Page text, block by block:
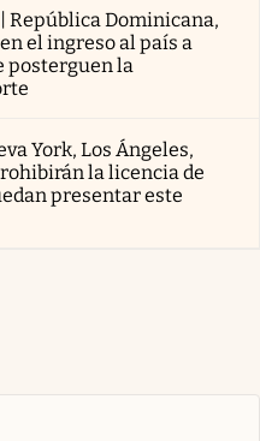
República Dominicana,
el ingreso al país a
posterguen la
York, Los Ángeles,
la licencia de
presentar este